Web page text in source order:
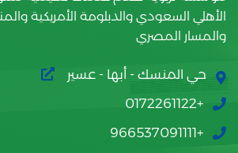
الأهلي السعودي والدبلومة الأمريكية
والمسار المصري
حي المنسك - أبها - عسير
+0172261122
+966537091111